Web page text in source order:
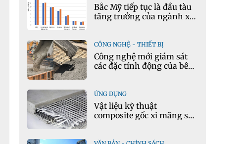
Bắc Mỹ tiếp tục là đầu tàu
tăng trưởng của ngành xi
CÔNG NGHỆ - THIẾT BỊ
Công nghệ mới giám sát
các đặc tính động của bê
ỨNG DỤNG
Vật liệu kỹ thuật
composite gốc xi măng sử